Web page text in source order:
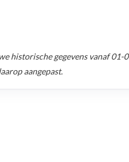
historische gegevens vanaf01-
aangepast.